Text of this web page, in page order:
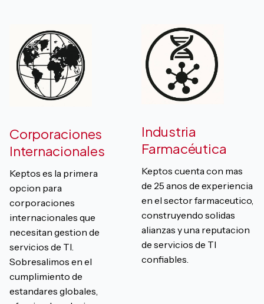
Corporaciones
Internacionales
Keptos es la primera
opcion para
corporaciones
internacionales que
necesitan gestion de
servicios de TI.
Sobresalimos en el
cumplimiento de
estandares globales,
Industria
Farmacéutica
Keptos cuenta con mas
de 25 anos de experiencia
en el sector farmaceutico,
construyendo solidas
alianzas y una reputacion
de servicios de TI
confiables.